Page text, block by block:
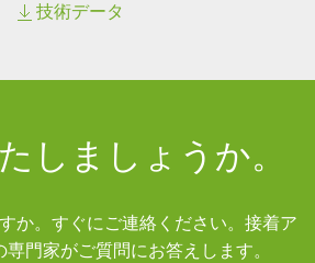
技術データ
しましょうか。
か。すぐにご連絡ください。接着ア
門家がご質問にお答えします。